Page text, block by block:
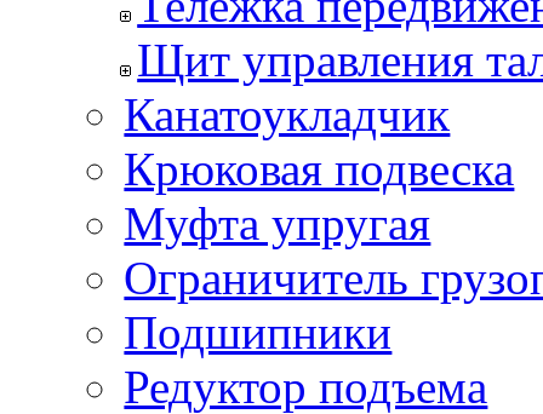
Щит управления
Канатоукладчик
Крюковая подвеска
Муфта упругая
Ограничитель
Подшипники
Редуктор подъема